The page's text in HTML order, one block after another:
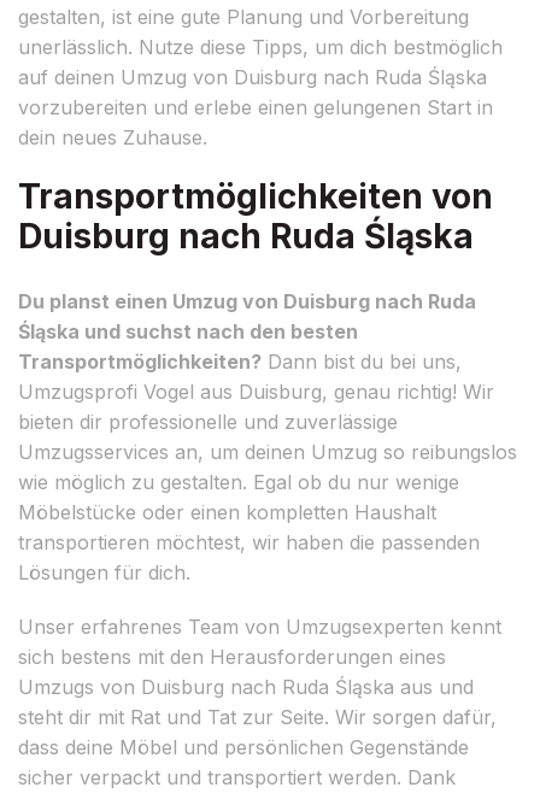
gestalten, ist eine gute Planung und Vorbereitung
unerlässlich. Nutze diese Tipps, um dich bestmöglich
auf deinen Umzug von Duisburg nach Ruda Śląska
vorzubereiten und erlebe einen gelungenen Start in
dein neues Zuhause.
Transportmöglichkeiten von
Duisburg nach Ruda Śląska
Du planst einen Umzug von Duisburg nach Ruda
Śląska und suchst nach den besten
Transportmöglichkeiten? Dann bist du bei uns,
Umzugsprofi Vogel aus Duisburg, genau richtig! Wir
bieten dir professionelle und zuverlässige
Umzugsservices an, um deinen Umzug so reibungslos
wie möglich zu gestalten. Egal ob du nur wenige
Möbelstücke oder einen kompletten Haushalt
transportieren möchtest, wir haben die passenden
Lösungen für dich.
Unser erfahrenes Team von Umzugsexperten kennt
sich bestens mit den Herausforderungen eines
Umzugs von Duisburg nach Ruda Śląska aus und
steht dir mit Rat und Tat zur Seite. Wir sorgen dafür,
dass deine Möbel und persönlichen Gegenstände
sicher verpackt und transportiert werden. Dank